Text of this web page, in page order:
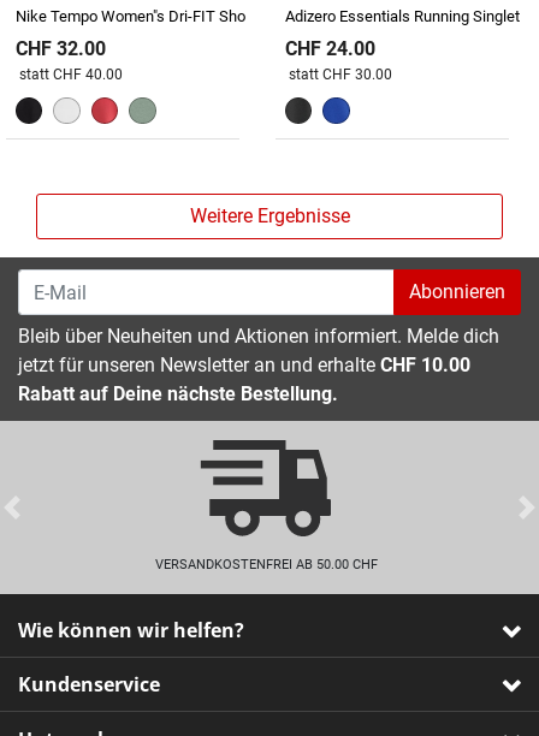
Nike Tempo Women"s Dri-FIT Sho
CHF 32.00
Preis reduziert von
statt CHF 40.00
Adizero Essentials Running Singlet
CHF 24.00
Preis reduziert von
statt CHF 30.00
Weitere Ergebnisse
Abonnieren
Bleib über Neuheiten und Aktionen informiert. Melde dich
jetzt für unseren Newsletter an und erhalte CHF 10.00
Rabatt auf Deine nächste Bestellung.
VERSANDKOSTENFREI AB 50.00 CHF
Previous
Wie können wir helfen?
Kundenservice